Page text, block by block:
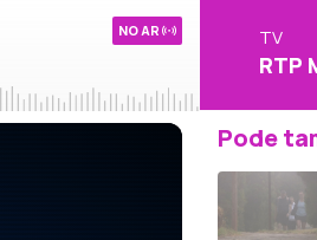
NO AR TV
RTP
Pode